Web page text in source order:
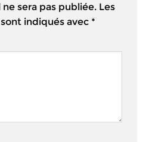
sera pas publiée. Les
indiqués avec *